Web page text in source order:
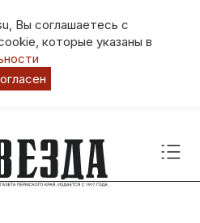
Вы соглашаетесь с
которые указаны в